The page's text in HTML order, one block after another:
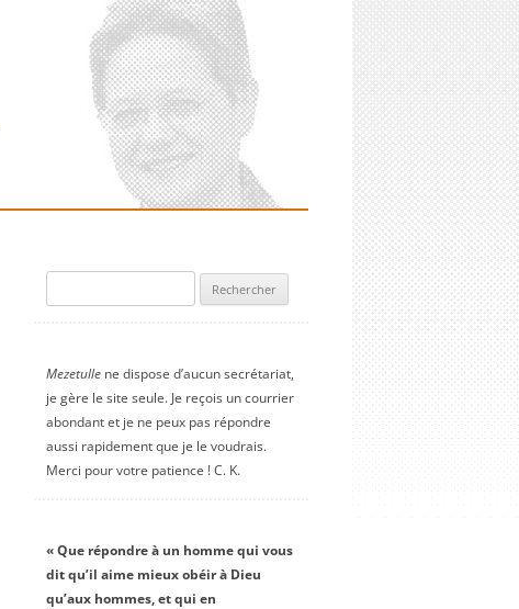
Mezetullene dispose d’aucun secrétariat,
je gère le site seule. Je reçois un courrier
abondant et je ne peux pas répondre
aussi rapidement que je le voudrais.
Merci pour votre patience ! C. K.
« Que répondre à un homme qui vous
dit qu’il aime mieux obéir à Dieu
qu’aux hommes, et qui en